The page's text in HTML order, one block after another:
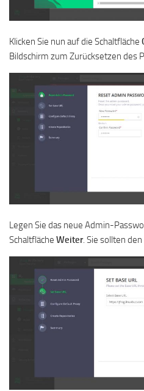
Klicken Sie nun auf die Schaltfläche
Bildschirm zum Zurücksetzen des
Legen Sie das neue Admin-
Schaltfläche Weiter. Sie sollten